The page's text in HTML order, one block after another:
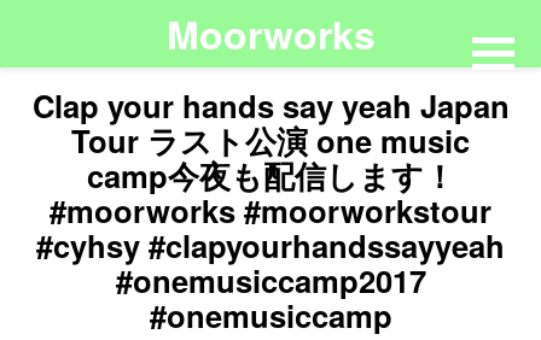
Moorworks
Clap your hands say yeah Japan
Tour ラスト公演 one music
camp今夜も配信します！
#moorworks #moorworkstour
#cyhsy #clapyourhandssayyeah
#onemusiccamp2017
#onemusiccamp